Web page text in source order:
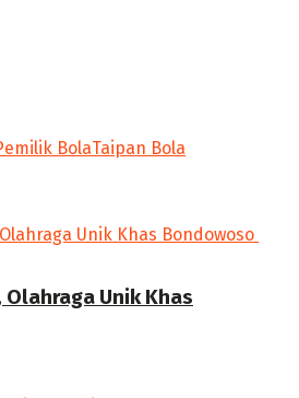
BolaTaipan Bola
Olahraga Unik Khas